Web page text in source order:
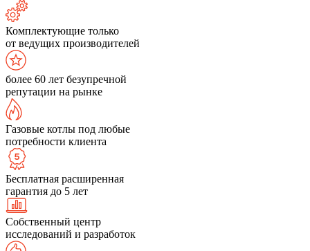
Комплектующие только
от ведущих производителей
более 60 лет безупречной
репутации на рынке
Газовые котлы под любые
потребности клиента
Бесплатная расширенная
гарантия до 5 лет
Собственный центр
исследований и разработок